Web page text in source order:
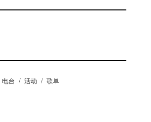
电台 / 活动 / 歌单